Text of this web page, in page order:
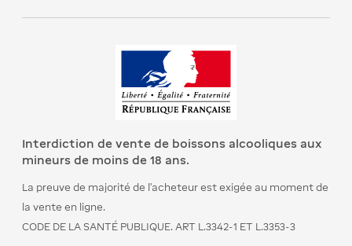
Interdiction de vente de boissons alcooliques aux
mineurs de moins de 18 ans.
La preuve de majorité de l’acheteur est exigée au moment de
la vente en ligne.
CODE DE LA SANTÉ PUBLIQUE. ART L.3342-1 ET L.3353-3